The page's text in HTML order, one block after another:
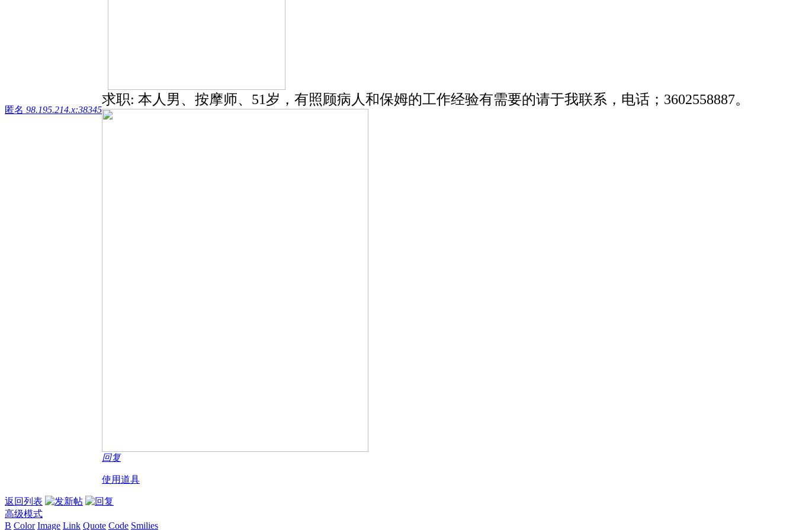
匿名 98.195.214.x:38345
求职: 本人男、按摩师、51岁，有照顾病人和保姆的工作经验有需要的请于我联系，电话；3602558887。
回复
使用道具
返回列表
高级模式
B Color Image Link Quote Code Smilies